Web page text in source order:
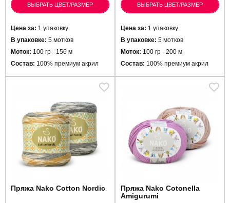
ВЫБРАТЬ ЦВЕТ/РАЗМЕР
Цена за: 1 упаковку
В упаковке: 5 мотков
Моток: 100 гр - 156 м
Состав: 100% премиум акрил
ВЫБРАТЬ ЦВЕТ/РАЗМЕР
Цена за: 1 упаковку
В упаковке: 5 мотков
Моток: 100 гр - 200 м
Состав: 100% премиум акрил
Пряжа Nako Cotton Nordic
Пряжа Nako Cotonella
Amigurumi